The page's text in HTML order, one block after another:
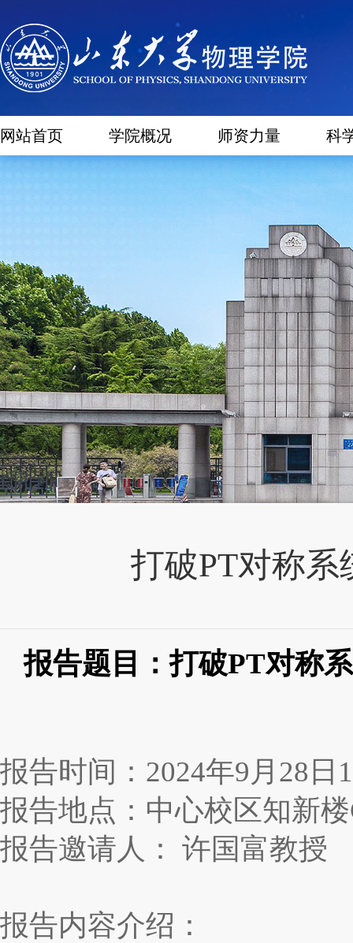
网站首页 学院概况 师资力量 科
打破PT对称
报告题目：打破PT对称
报告时间： 2024年9月28 日
报告地点：中心校区知新楼
报告邀请人：
许国富教授
报告内容介绍：